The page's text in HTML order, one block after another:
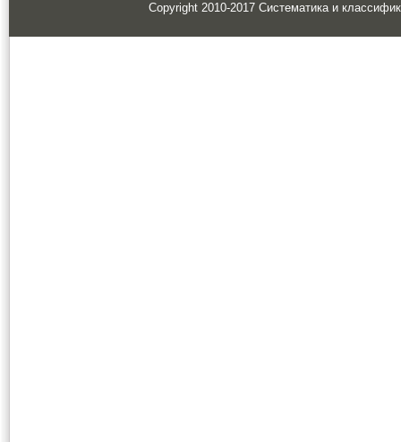
Copyright 2010-2017 Систематика и